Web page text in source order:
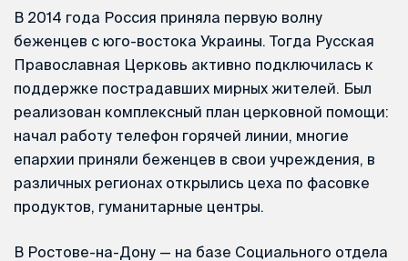
В 2014 года Россия приняла первую волну
беженцев с юго-востока Украины. Тогда Русская
Православная Церковь активно подключилась к
поддержке пострадавших мирных жителей. Был
реализован комплексный план церковной помощи:
начал работу телефон горячей линии, многие
епархии приняли беженцев в свои учреждения, в
различных регионах открылись цеха по фасовке
продуктов, гуманитарные центры.
В Ростове-на-Дону — на базе Социального отдела